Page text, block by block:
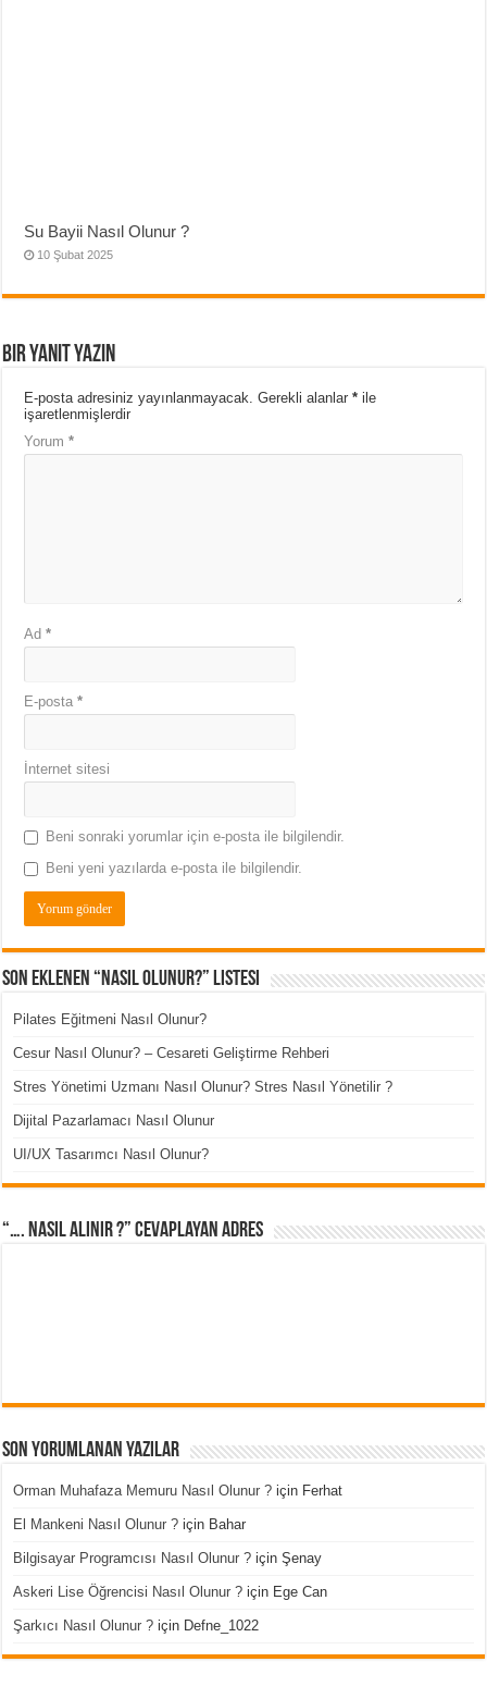
Su Bayii Nasıl Olunur ?
10 Şubat 2025
Bir yanıt yazın
E-posta adresiniz yayınlanmayacak. Gerekli alanlar* ile
işaretlenmişlerdir
Yorum*
Ad*
E-posta*
İnternet sitesi
Beni sonraki yorumlar için e-posta ile bilgilendir.
Beni yeni yazılarda e-posta ile bilgilendir.
Son Eklenen “Nasıl Olunur?” Listesi
Pilates Eğitmeni Nasıl Olunur?
Cesur Nasıl Olunur? – Cesareti Geliştirme Rehberi
Stres Yönetimi Uzmanı Nasıl Olunur? Stres Nasıl Yönetilir ?
Dijital Pazarlamacı Nasıl Olunur
UI/UX Tasarımcı Nasıl Olunur?
“…. Nasıl Alınır ?” cevaplayan adres
Son Yorumlanan Yazılar
Orman Muhafaza Memuru Nasıl Olunur ? için Ferhat
El Mankeni Nasıl Olunur ? için Bahar
Bilgisayar Programcısı Nasıl Olunur ? içinŞenay
Askeri Lise Öğrencisi Nasıl Olunur ? için Ege Can
Şarkıcı Nasıl Olunur ? için Defne_1022